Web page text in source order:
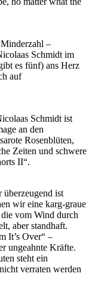
–
Schmidt im
es fünf) ans Herz
auf
Schmidt ist
an den
Rosenblüten,
Zeiten und schwere
II“.
überzeugend ist
wir eine karg-graue
vom Wind durch
aber standhaft.
It’s Over“ –
ungeahnte Kräfte.
steht ein
verraten werden